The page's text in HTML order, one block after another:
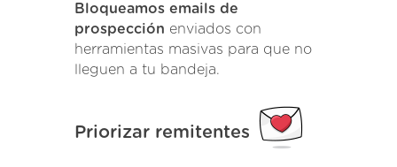
Bloqueamos emails de
prospección enviados con
herramientas masivas para que no
lleguen a tu bandeja.
Priorizar remitentes